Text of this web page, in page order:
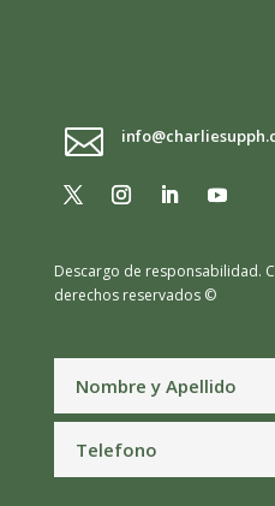

Descargo de responsabilidad.
derechos reservados ©